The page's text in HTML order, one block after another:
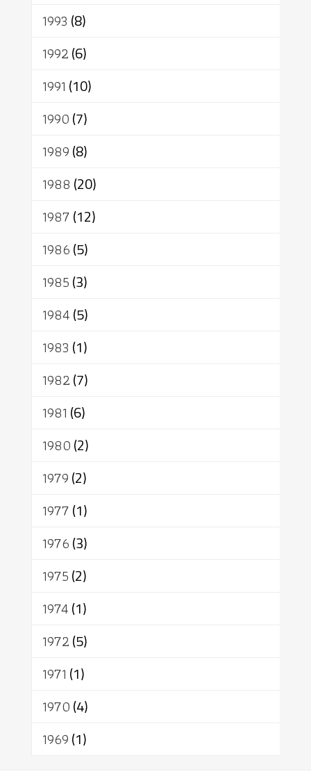
1993 (8)
1992(6)
1991 (10)
1990(7)
1989(8)
1988 (20)
1987(12)
1986(5)
1985(3)
1984(5)
1983 (1)
1982(7)
1981 (6)
1980(2)
1979(2)
1977(1)
1976(3)
1975(2)
1974(1)
1972(5)
1971 (1)
1970(4)
1969(1)